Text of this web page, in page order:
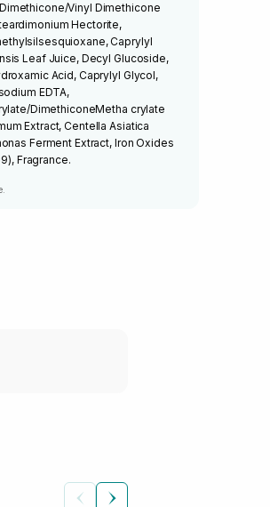
Vinyl Dimethicone
Hectorite,
Caprylyl
Leaf Juice, Decyl Glucoside,
Acid, Caprylyl Glycol,
EDTA,
DimethiconeMetha crylate
Extract, Centella Asiatica
Ferment Extract, Iron Oxides
Fragrance.